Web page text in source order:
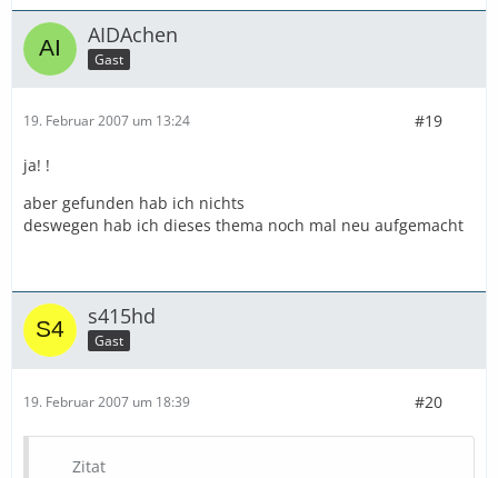
AIDAchen
Gast
19. Februar 2007 um 13:24 #19
ja! !
aber gefunden hab ich nichts
deswegen hab ich dieses thema noch mal neu aufgemacht
s415hd
Gast
19. Februar 2007 um 18:39 #20
Zitat